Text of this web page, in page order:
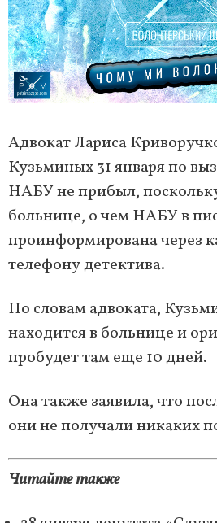
Адвокат Лариса
Кузьминых 31 января по
НАБУ не прибыл,
больнице, о чем НАБУ в
проинформирована через
телефону детектива.
По словам адвоката,
находится в больнице и
пробудет там еще 10 дней.
Она также заявила, что
они не получали никаких
Читайте также